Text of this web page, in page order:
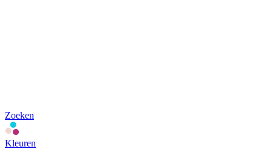
Zoeken
Kleuren